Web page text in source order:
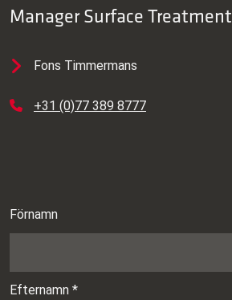
Manager Surface Treatment
Fons Timmermans
+31 (0)77 389 8777